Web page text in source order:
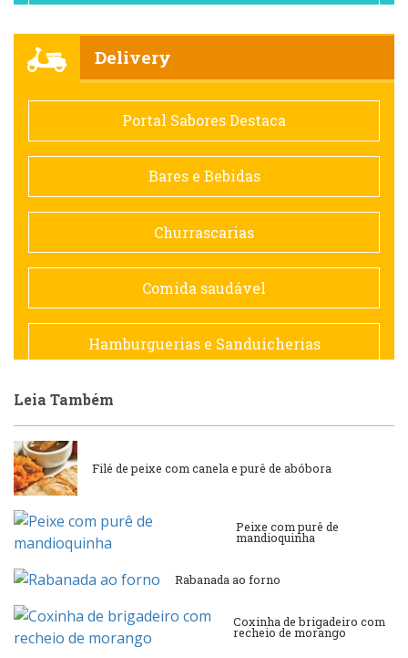
Comida saudável
Contemporânea
Doceria
Espanhola
Francesa
Lanchonetes
Delivery
Portal Sabores Destaca
Bares e Bebidas
Churrascarias
Comida saudável
Hamburguerias e Sanduicherias
Peixes e Frutos do Mar
Leia Também
Filé de peixe com canela e purê de abóbora
Peixe com purê de
mandioquinha
Rabanada ao forno
Coxinha de brigadeiro com
recheio de morango